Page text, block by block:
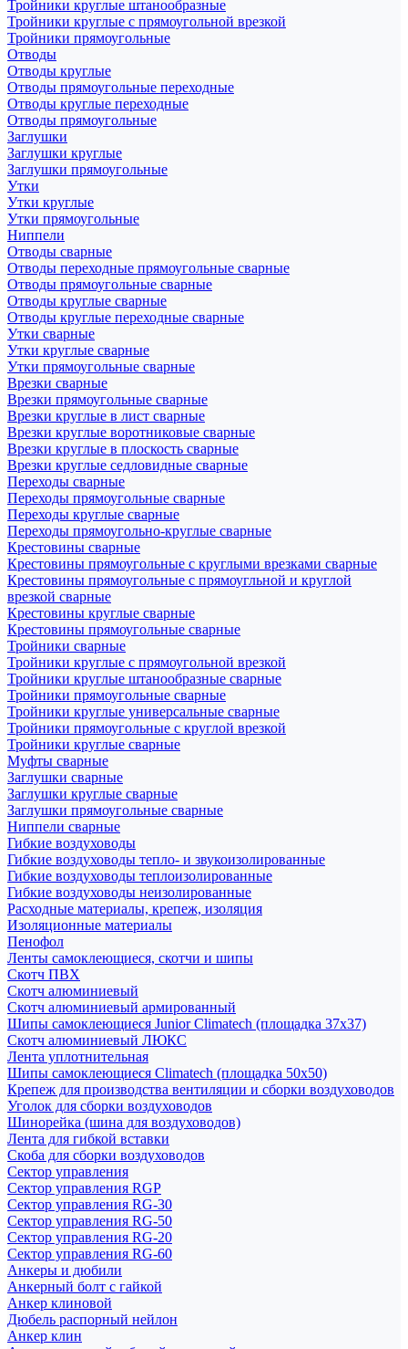
Тройники круглые штанообразные
Тройники круглые с прямоугольной врезкой
Тройники прямоугольные
Отводы
Отводы круглые
Отводы прямоугольные переходные
Отводы круглые переходные
Отводы прямоугольные
Заглушки
Заглушки круглые
Заглушки прямоугольные
Утки
Утки круглые
Утки прямоугольные
Ниппели
Отводы сварные
Отводы переходные прямоугольные сварные
Отводы прямоугольные сварные
Отводы круглые сварные
Отводы круглые переходные сварные
Утки сварные
Утки круглые сварные
Утки прямоугольные сварные
Врезки сварные
Врезки прямоугольные сварные
Врезки круглые в лист сварные
Врезки круглые воротниковые сварные
Врезки круглые в плоскость сварные
Врезки круглые седловидные сварные
Переходы сварные
Переходы прямоугольные сварные
Переходы круглые сварные
Переходы прямоугольно-круглые сварные
Крестовины сварные
Крестовины прямоугольные с круглыми врезками сварные
Крестовины прямоугольные с прямоугльной и круглой
врезкой сварные
Крестовины круглые сварные
Крестовины прямоугольные сварные
Тройники сварные
Тройники круглые с прямоугольной врезкой
Тройники круглые штанообразные сварные
Тройники прямоугольные сварные
Тройники круглые универсальные сварные
Тройники прямоугольные с круглой врезкой
Тройники круглые сварные
Муфты сварные
Заглушки сварные
Заглушки круглые сварные
Заглушки прямоугольные сварные
Ниппели сварные
Гибкие воздуховоды
Гибкие воздуховоды тепло- и звукоизолированные
Гибкие воздуховоды теплоизолированные
Гибкие воздуховоды неизолированные
Расходные материалы, крепеж, изоляция
Изоляционные материалы
Пенофол
Ленты самоклеющиеся, скотчи и шипы
Скотч ПВХ
Скотч алюминиевый
Скотч алюминиевый армированный
Шипы самоклеющиеся Junior Climatech (площадка 37х37)
Скотч алюминиевый ЛЮКС
Лента уплотнительная
Шипы самоклеющиеся Climatech (площадка 50х50)
Крепеж для производства вентиляции и сборки воздуховодов
Уголок для сборки воздуховодов
Шинорейка (шина для воздуховодов)
Лента для гибкой вставки
Скоба для сборки воздуховодов
Сектор управления
Сектор управления RGP
Сектор управления RG-30
Сектор управления RG-50
Сектор управления RG-20
Сектор управления RG-60
Анкеры и дюбили
Анкерный болт с гайкой
Анкер клиновой
Дюбель распорный нейлон
Анкер клин